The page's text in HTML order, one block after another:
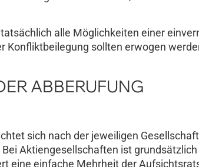
alle Möglichkeiten einer
Konfliktbeilegung sollten erwogen
ABBERUFUNG
sich nach der jeweiligen
Aktiengesellschaften ist
eine einfache Mehrheit der